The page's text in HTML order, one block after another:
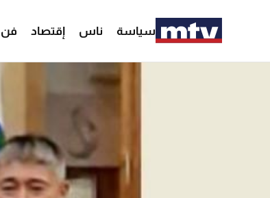
سياسة ناس إقتصاد فن